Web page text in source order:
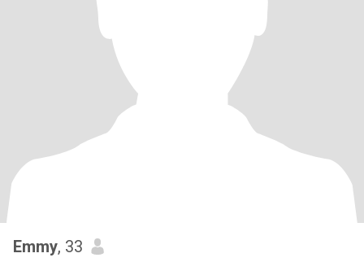
Emmy, 33